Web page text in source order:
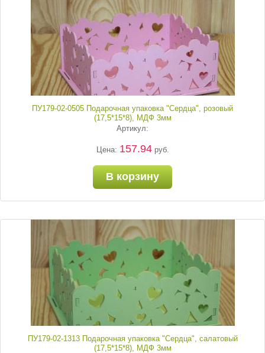
ПУ179-02-0505 Подарочная упаковка "Сердца", розовый
(17,5*15*8), МДФ 3мм
Артикул:
Цена: 157.94руб.
В корзину
ПУ179-02-1313 Подарочная упаковка "Сердца", салатовый
(17,5*15*8), МДФ 3мм